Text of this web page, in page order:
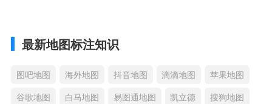
最新地图标注知识
图吧地图 海外地图 抖音地图 滴滴地图
苹果地图
谷歌地图
白马地图 易图通地图 凯立德 搜狗地图